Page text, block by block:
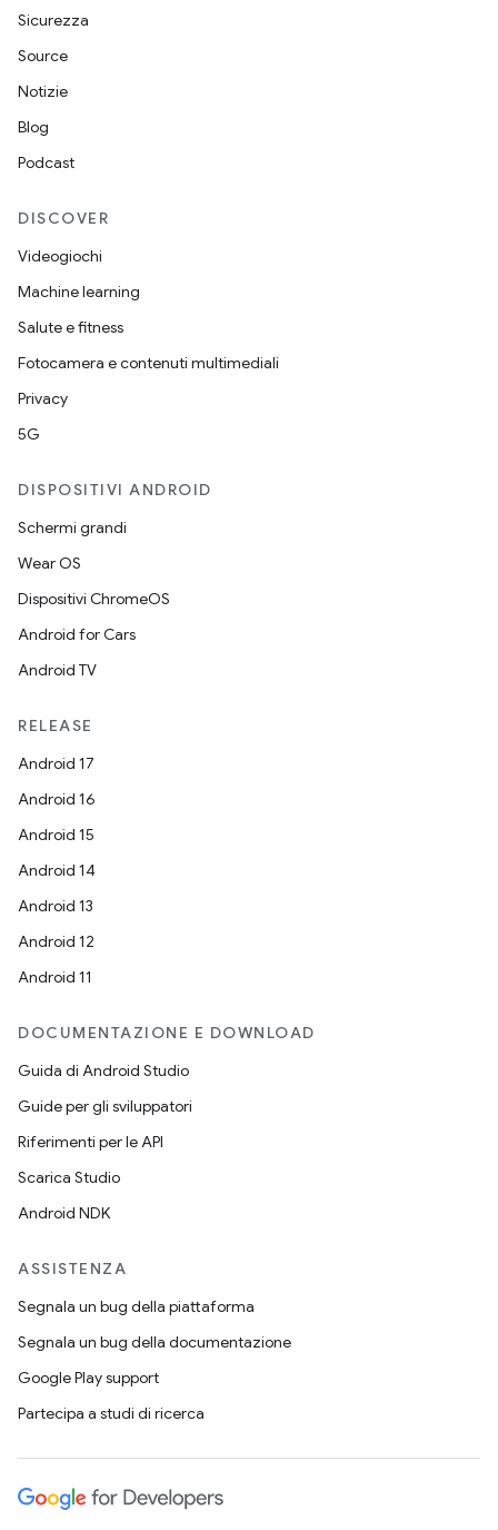
Sicurezza
Source
Notizie
Blog
Podcast
DISCOVER
Videogiochi
Machine learning
Salute e fitness
Fotocamera e contenuti multimediali
Privacy
5G
DISPOSITIVI ANDROID
Schermi grandi
Wear OS
Dispositivi ChromeOS
Android for Cars
Android TV
RELEASE
Android 17
Android 16
Android 15
Android 14
Android 13
Android 12
Android 11
DOCUMENTAZIONE E DOWNLOAD
Guida di Android Studio
Guide per gli sviluppatori
Riferimenti per le API
Scarica Studio
Android NDK
ASSISTENZA
Segnala un bug della piattaforma
Segnala un bug della documentazione
Google Play support
Partecipa a studi di ricerca